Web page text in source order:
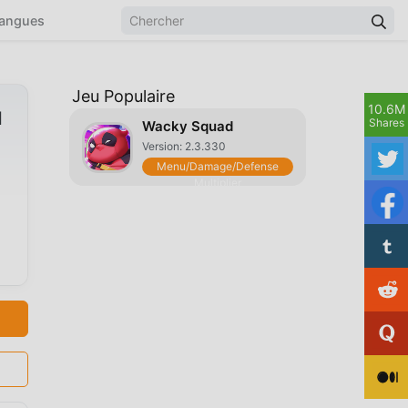
Jeu Populaire
Wacky Squad
Version: 2.3.330
Menu/Damage/Defense
10.6M
Shares